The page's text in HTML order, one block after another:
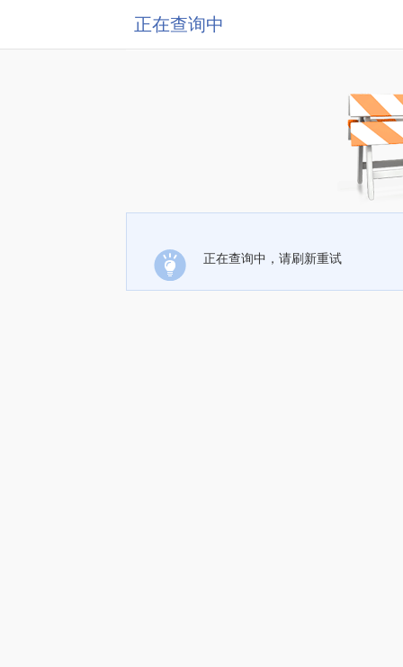
正在查询中
正在查询中，请刷新重试